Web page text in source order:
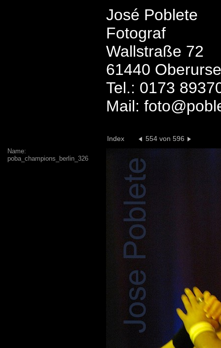
José Poblete
Fotograf
Wallstraße 72
61440
Tel.: 0173
Mail:
Index 554 von 596
Name:
poba_champions_berlin_326